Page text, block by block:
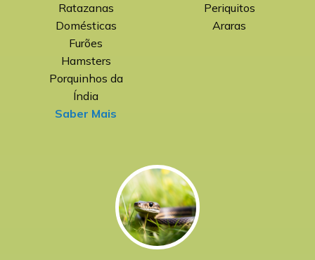
Ratazanas
Domésticas
Furões
Hamsters
Porquinhos da
Índia
Saber Mais
Periquitos
Araras